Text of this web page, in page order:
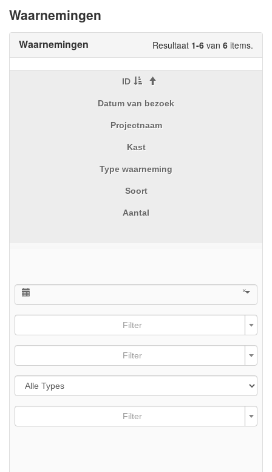
Waarnemingen
Resultaat 1-6 van 6 items.
Waarnemingen
ID
Datum van bezoek
Projectnaam
Kast
Type waarneming
Soort
Aantal
×
Filter
Filter
Filter